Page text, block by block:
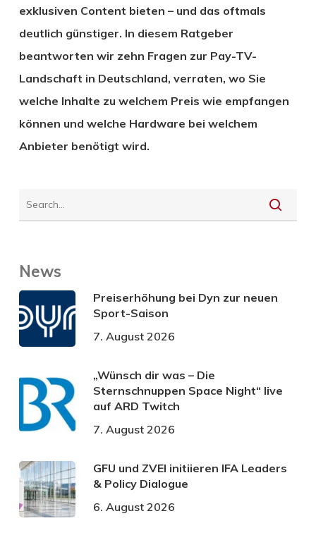
exklusiven Content bieten – und das oftmals
deutlich günstiger. In diesem Ratgeber
beantworten wir zehn Fragen zur Pay-TV-
Landschaft in Deutschland, verraten, wo Sie
welche Inhalte zu welchem Preis wie empfangen
können und welche Hardware bei welchem
Anbieter benötigt wird.
News
Preiserhöhung bei Dyn zur neuen
Sport-Saison
7. August 2026
„Wünsch dir was – Die
Sternschnuppen Space Night“ live
auf ARD Twitch
7. August 2026
GFU und ZVEI initiieren IFA Leaders
& Policy Dialogue
6. August 2026